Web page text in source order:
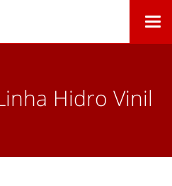
Hidro Vinil